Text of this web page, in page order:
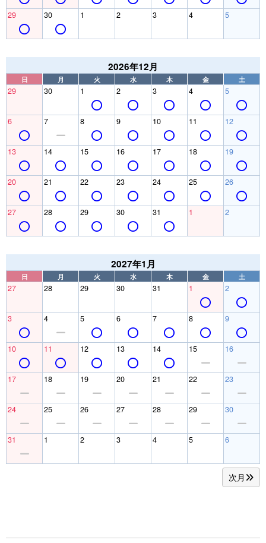
29 30 1 2 3 4 5
2026年12月
日 月 火 水 木 金 土
29 30 1 2 3 4 5
6 7 8 9 10 11 12
13 14 15 16 17 18 19
20 21 22 23 24 25 26
27 28 29 30 31 1 2
2027年1月
日 月 火 水 木 金 土
27 28 29 30 31 1 2
3 4 5 6 7 8 9
10 11 12 13 14 15 16
17 18 19 20 21 22 23
24 25 26 27 28 29 30
31 1 2 3 4 5 6
次月